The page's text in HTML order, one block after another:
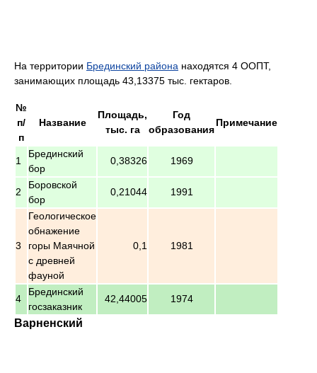
На территории Брединский района находятся 4 ООПТ,
занимающих площадь 43,13375 тыс. гектаров.
№
п/
п
Название
Площадь,
тыс. га
Год
образования
Примечание
1
Брединский
бор
0,38326 1969
2
Боровской
бор
0,21044 1991
3
Геологическое
обнажение
горы Маячной
с древней
фауной
0,1 1981
4
Брединский
госзаказник
42,44005 1974
Варненский